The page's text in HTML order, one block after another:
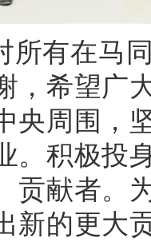
所有在马
，希望广
央周围，
。积极投
贡献者。
新的更大